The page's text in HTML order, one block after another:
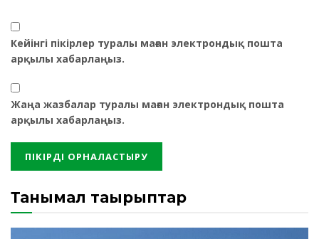
Кейінгі пікірлер туралы маған электрондық пошта
арқылы хабарлаңыз.
Жаңа жазбалар туралы маған электрондық пошта
арқылы хабарлаңыз.
Танымал тақырыптар